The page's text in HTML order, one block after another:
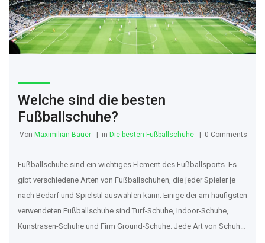
Welche sind die besten
Fußballschuhe?
Von Maximilian Bauer in Die besten Fußballschuhe 0 Comments
Fußballschuhe sind ein wichtiges Element des Fußballsports. Es
gibt verschiedene Arten von Fußballschuhen, die jeder Spieler je
nach Bedarf und Spielstil auswählen kann. Einige der am häufigsten
verwendeten Fußballschuhe sind Turf-Schuhe, Indoor-Schuhe,
Kunstrasen-Schuhe und Firm Ground-Schuhe. Jede Art von Schuh